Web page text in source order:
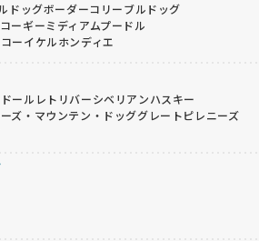
ドッグボーダーコリーブルドッグ
コーギーミディアムプードル
コーイケルホンディエ
ールレトリバーシベリアンハスキー
ズ・マウンテン・ドッググレートピレニーズ